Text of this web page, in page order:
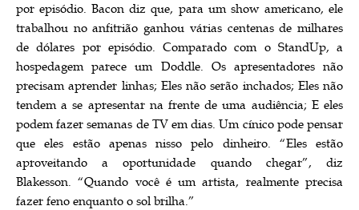
por episódio. Bacon diz que, para um show americano, ele
trabalhou no anfitrião ganhou várias centenas de milhares
de dólares por episódio. Comparado com o StandUp, a
hospedagem parece um Doddle. Os apresentadores não
precisam aprender linhas; Eles não serão inchados; Eles não
tendem a se apresentar na frente de uma audiência; E eles
podem fazer semanas de TV em dias. Um cínico pode pensar
que eles estão apenas nisso pelo dinheiro. “Eles estão
aproveitando a oportunidade quando chegar”, diz
Blakesson. “Quando você é um artista, realmente precisa
fazer feno enquanto o sol brilha.”